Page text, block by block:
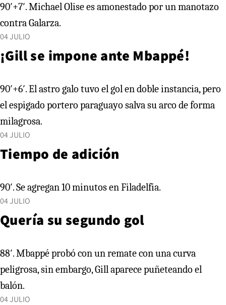
90′+7′. Michael Olise es amonestado por un manotazo
contra Galarza.
04 JULIO
¡Gill se impone ante Mbappé!
90′+6′. El astro galo tuvo el gol en doble instancia, pero
el espigado portero paraguayo salva su arco de forma
milagrosa.
04 JULIO
Tiempo de adición
90′. Se agregan 10 minutos en Filadelfia.
04 JULIO
Quería su segundo gol
88′. Mbappé probó con un remate con una curva
peligrosa, sin embargo, Gill aparece puñeteando el
balón.
04 JULIO